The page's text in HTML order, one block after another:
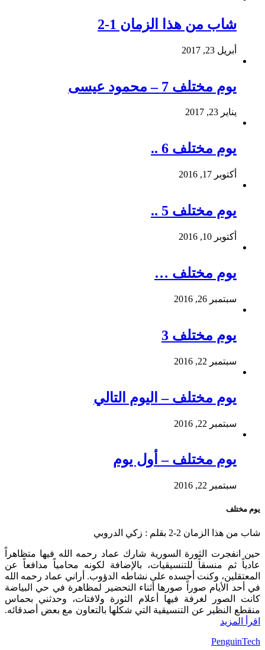
شاب من هذا الزمان 1-2
أبريل 23, 2017
يوم مختلف 7 – محمود عيسى
يناير 23, 2017
يوم مختلف 6 ..
أكتوبر 17, 2016
يوم مختلف 5 ..
أكتوبر 10, 2016
يوم مختلف …
سبتمبر 26, 2016
يوم مختلف 3
سبتمبر 22, 2016
يوم مختلف – اليوم التالي
سبتمبر 22, 2016
يوم مختلف – أول يوم
سبتمبر 22, 2016
يوم مختلف
شاب من هذا الزمان 2-2 بقلم : زكي الدروبي
حين انفجرت الثورة السورية شارك عماد رحمه الله فيها متظاهراً
عادياً ثم منسقاً للتنسيقيات، بالإضافة لكونه محامياً مدافعاً عن
المعتقلين، وكنت أحسده على نشاطه الدؤوب. أراني عماد رحمه الله
في أحد الأيام صوراً صورها أثناء التحضير لمظاهرة في حي البياضة
كانت الصور لغرفة فيها أعلام الثورة ولافتات، وحدثني بحماس
منقطع النظير عن التنسيقية التي شكلها بالتعاون مع بعض أصدقائه.
اقرأ المزيد
PenguinTech